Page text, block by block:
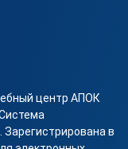
центр АПОК
в